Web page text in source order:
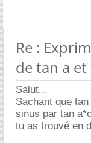
Re :
de tan a
Salut...
Sachant que
sinus par tan
tu as trouvé en